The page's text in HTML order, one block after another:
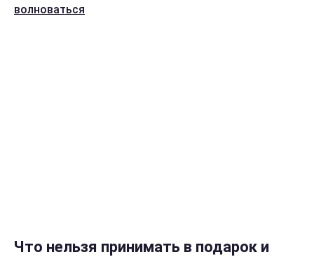
волноваться
Что нельзя принимать в подарок и